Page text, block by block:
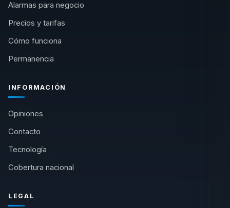
Alarmas para negocio
Precios y tarifas
Cómo funciona
Permanencia
INFORMACIÓN
Opiniones
Contacto
Tecnología
Cobertura nacional
LEGAL